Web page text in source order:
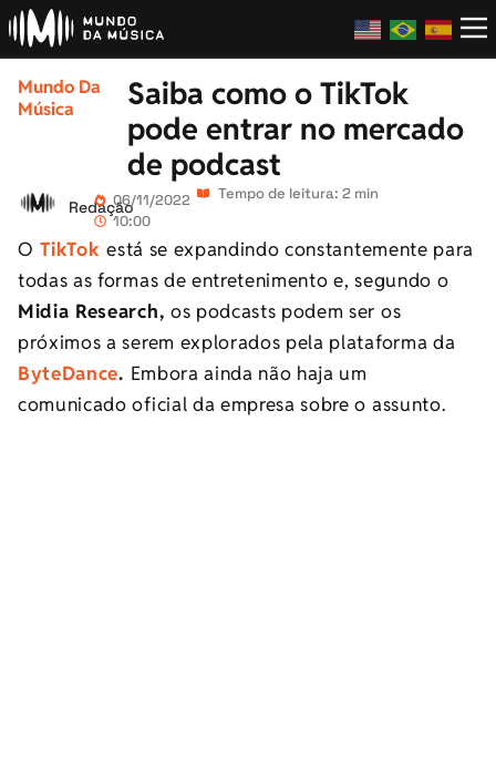
Mundo Da
Música
Saiba como o TikTok
pode entrar no mercado
de podcast
Redação06/11/2022
10:00
Tempo de leitura: 2 min
O TikTokestá se expandindo constantemente para
todas as formas de entretenimento e, segundo o
Midia Research, os podcasts podem ser os
próximos a serem explorados pela plataforma da
ByteDance. Embora ainda não haja um
comunicado oficial da empresa sobre o assunto.